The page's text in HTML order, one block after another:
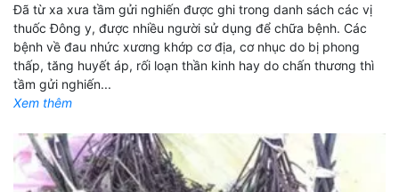
Đã từ xa xưa tầm gửi nghiến được ghi trong danh sách các vị
thuốc Đông y, được nhiều người sử dụng để chữa bệnh. Các
bệnh về đau nhức xương khớp cơ địa, cơ nhục do bị phong
thấp, tăng huyết áp, rối loạn thần kinh hay do chấn thương thì
tầm gửi nghiến...
Xem thêm